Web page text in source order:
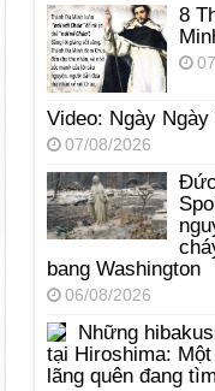
8
Video: Ngày
07/08/2026
bang Washington
06/08/2026
Những
tại Hiroshima:
lãng quên đang